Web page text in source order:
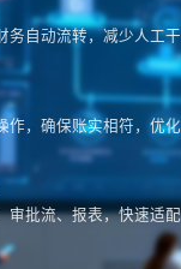
务自动流转，减少人工
作，确保账实相符，优
审批流、报表，快速适